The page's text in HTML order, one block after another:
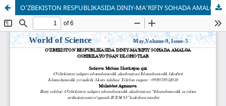
O‘ZBEKISTON RESPUBLIKASIDA DINIY-MA’RIFIY SOHADA AMALGA OSHIRILAYOTGAN ISLOHOTLAR